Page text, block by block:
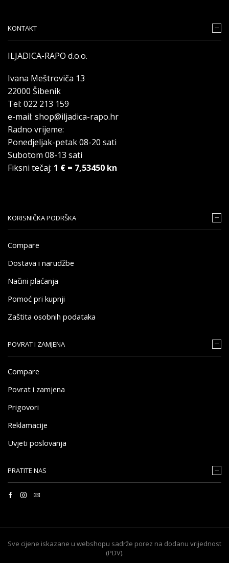
KONTAKT
ILJADICA-RAPO d.o.o.
Ivana Meštroviča 13
22000 Šibenik
Tel: 022 213 159
e-mail: shop@iljadica-rapo.hr
Radno vrijeme:
Ponedjeljak-petak 08-20 sati
Subotom 08-13 sati
Fiksni tečaj: 1 € = 7,53450 kn
KORISNIČKA PODRŠKA
Compare
Dostava i narudžbe
Načini plaćanja
Pomoć pri kupnji
Zaštita osobnih podataka
POVRAT I ZAMJENA
Compare
Povrat i zamjena
Prigovori
Reklamacije
Uvjeti poslovanja
PRATITE NAS
Sve cijene iskazane u webshopu sadrže porez na dodanu vrijednost
(PDV).